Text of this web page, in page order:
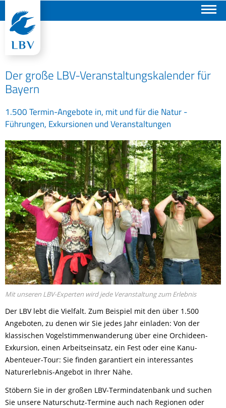
Der große LBV-Veranstaltungskalender für
Bayern
1.500 Termin-Angebote in, mit und für die Natur -
Führungen, Exkursionen und Veranstaltungen
Mit unseren LBV-Experten wird jede Veranstaltung zum Erlebnis
Der LBV lebt die Vielfalt. Zum Beispiel mit den über 1.500
Angeboten, zu denen wir Sie jedes Jahr einladen: Von der
klassischen Vogelstimmenwanderung über eine Orchideen-
Exkursion, einen Arbeitseinsatz, ein Fest oder eine Kanu-
Abenteuer-Tour: Sie finden garantiert ein interessantes
Naturerlebnis-Angebot in Ihrer Nähe.
Stöbern Sie in der großen LBV-Termindatenbank und suchen
Sie unsere Naturschutz-Termine auch nach Regionen oder